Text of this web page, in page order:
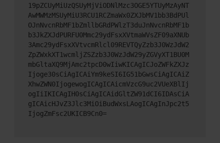
19pZCUyMiUzQSUyMjViODNlMzc3OGE5YTUyMzAyNT
AwMWMzMSUyMiU3RCU1RCZmaWx0ZXJbMV1bb3BdPUl
OJnNvcnRbMF1bZmllbGRdPWlzT3duJnNvcnRbMF1b
b3JkZXJdPURFU0Mmc29ydFsxXVtmaWVsZF09aXNUb
3Amc29ydFsxXVtvcmRlcl09REVTQyZzb3J0WzJdW2
ZpZWxkXT1wcmljZSZzb3J0WzJdW29yZGVyXT1BU0M
mbGltaXQ9MjAmc2tpcD0wIiwKICAgICJoZWFkZXJz
Ijoge30sCiAgICAiYm9keSI6IG51bGwsCiAgICAiZ
XhwZWN0IjogewogICAgICAicmVzcG9uc2VUeXBlIj
ogIiIKICAgIH0sCiAgICAidGltZW91dCI6IDAsCiA
gICAicHJvZ3Jlc3MiOiBudWxsLAogICAgInJpc2t5
IjogZmFsc2UKICB9Cn0=